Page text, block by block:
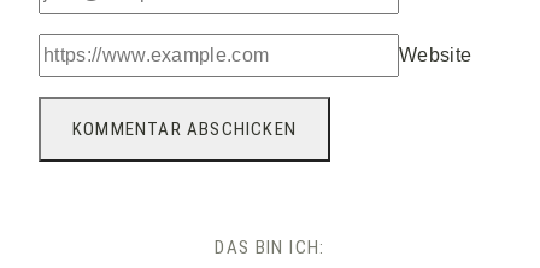
Website
DAS BIN ICH: